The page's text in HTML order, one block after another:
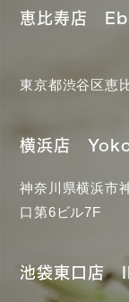
恵比寿店
東京都渋谷区恵
横浜店
神奈川県横浜市
口第6ビル7F
池袋東口店